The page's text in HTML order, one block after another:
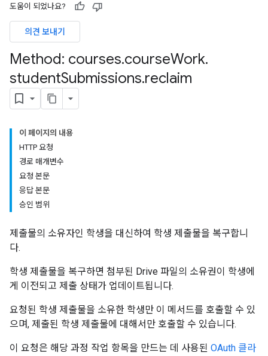
도움이 되었나요?
의견 보내기
Method: courses.courseWork.
studentSubmissions.reclaim
이 페이지의 내용
HTTP 요청
경로 매개변수
요청 본문
응답 본문
승인 범위
제출물의 소유자인 학생을 대신하여 학생 제출물을 복구합니
다.
학생 제출물을 복구하면 첨부된 Drive 파일의 소유권이 학생에
게 이전되고 제출 상태가 업데이트됩니다.
요청된 학생 제출물을 소유한 학생만 이 메서드를 호출할 수 있
으며, 제출된 학생 제출물에 대해서만 호출할 수 있습니다.
이 요청은 해당 과정 작업 항목을 만드는 데 사용된 OAuth 클라